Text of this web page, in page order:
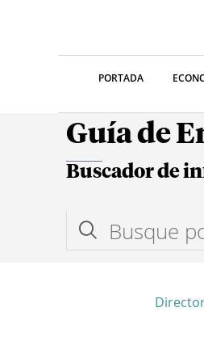
PORTADA
Guía de
Buscador de